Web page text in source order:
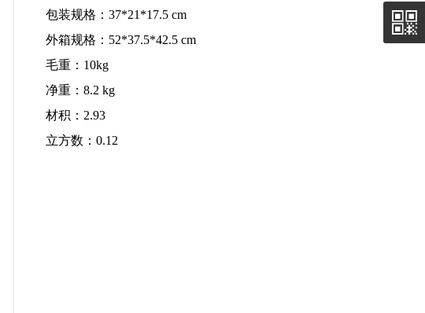
包装规格：37*21*17.5 cm
外箱规格：52*37.5*42.5 cm
毛重：10kg
净重：8.2 kg
材积：2.93
立方数：0.12